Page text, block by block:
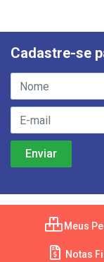
Cadastre-se
Meus
Notas